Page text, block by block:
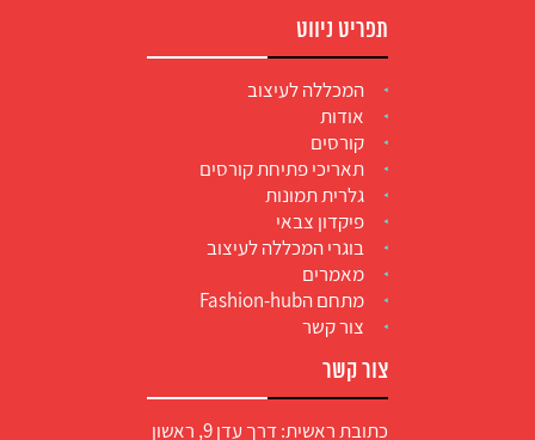
תפריט ניווט
המכללה לעיצוב
אודות
קורסים
תאריכי פתיחת קורסים
גלרית תמונות
פיקדון צבאי
בוגרי המכללה לעיצוב
מאמרים
מתחם הFashion-hub
צור קשר
צור קשר
כתובת ראשית: דרך עדן 9, ראשון